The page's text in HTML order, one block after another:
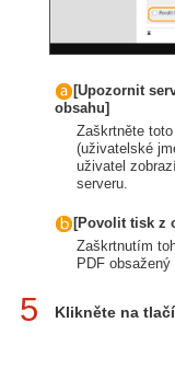
[Upozornit
obsahu]
Zaškrtněte
(uživatelské
uživatel
serveru.
[Povolit tisk z
Zaškrtnutím
PDF
5 Klikněte na